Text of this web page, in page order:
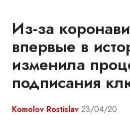
Из-за
впервые в
изменила
подписания
Komolov Rostislav 23/04/20